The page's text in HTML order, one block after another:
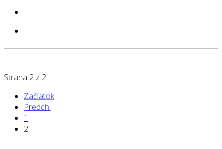
Strana 2 z 2
Začiatok
Predch.
1
2